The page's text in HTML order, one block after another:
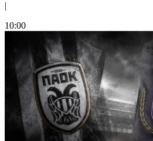
|
10:00